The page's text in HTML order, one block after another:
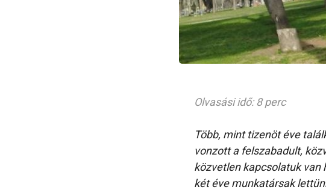
Olvasási idő: 8 perc
Több, mint tizenöt éve
vonzott a felszabadult,
közvetlen kapcsolatuk van
két éve munkatársak